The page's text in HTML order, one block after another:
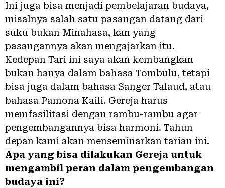
Ini juga bisa menjadi pembelajaran budaya,
misalnya salah satu pasangan datang dari
suku bukan Minahasa, kan yang
pasangannya akan mengajarkan itu.
Kedepan Tari ini saya akan kembangkan
bukan hanya dalam bahasa Tombulu, tetapi
bisa juga dalam bahasa Sanger Talaud, atau
bahasa Pamona Kaili. Gereja harus
memfasilitasi dengan rambu-rambu agar
pengembangannya bisa harmoni. Tahun
depan kami akan menseminarkan tarian ini.
Apa yang bisa dilakukan Gereja untuk
mengambil peran dalam pengembangan
budaya ini?